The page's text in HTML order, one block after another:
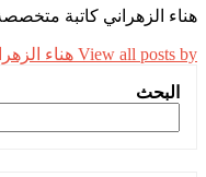
هناء الزهراني كاتبة
View all posts by هناء الزهراني →
البحث